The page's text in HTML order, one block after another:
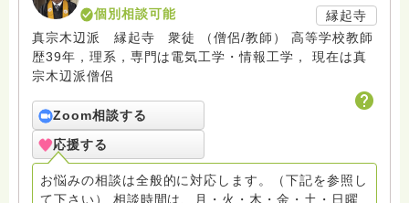
個別相談可能
縁起寺
真宗木辺派 縁起寺 衆徒 （僧侶/教師） 高等学校教師
歴39年，理系，専門は電気工学・情報工学， 現在は真
宗木辺派僧侶
Zoom相談する
応援する
お悩みの相談は全般的に対応します。（下記を参照し
て下さい） 相談時間は、月・火・木・金・土・日曜